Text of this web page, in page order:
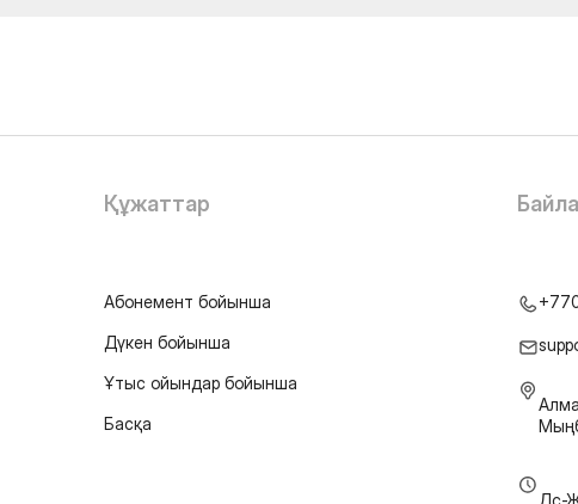
Құжаттар
Абонемент бойынша
Дүкен бойынша
Ұтыс ойындар бойынша
Басқа
Дс-